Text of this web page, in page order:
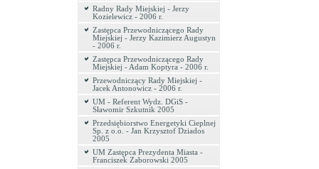
Radny Rady Miejskiej - Jerzy
Kozielewicz - 2006 r.
Zastępca Przewodniczącego Rady
Miejskiej - Jerzy Kazimierz Augustyn
- 2006 r.
Zastępca Przewodniczącego Rady
Miejskiej - Adam Koptyra - 2006 r.
Przewodniczący Rady Miejskiej -
Jacek Antonowicz - 2006 r.
UM - Referent Wydz. DGiS -
Sławomir Szkutnik 2005
Przedsiębiorstwo Energetyki Cieplnej
Sp. z o.o. - Jan Krzysztof Dziados
2005
UM Zastępca Prezydenta Miasta -
Franciszek Zaborowski 2005